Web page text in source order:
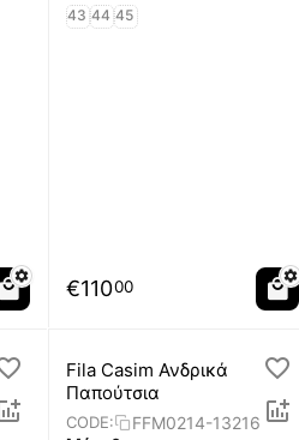
43 44 45
€11000
Fila Casim Ανδρικά
Παπούτσια
CODE:
FFM0214-13216